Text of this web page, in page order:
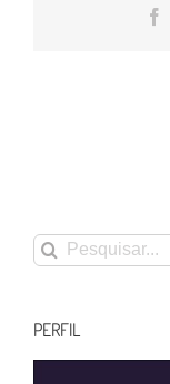
Buscar
resultados
PERFIL